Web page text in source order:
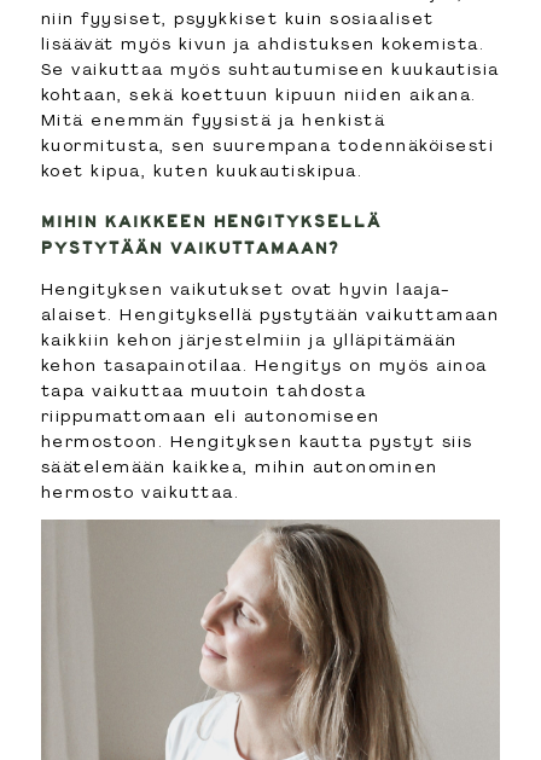
niin fyysiset, psyykkiset kuin sosiaaliset
lisäävät myös kivun ja ahdistuksen kokemista.
Se vaikuttaa myös suhtautumiseen kuukautisia
kohtaan, sekä koettuun kipuun niiden aikana.
Mitä enemmän fyysistä ja henkistä
kuormitusta, sen suurempana todennäköisesti
koet kipua, kuten kuukautiskipua.
MIHIN KAIKKEEN HENGITYKSELLÄ
PYSTYTÄÄN VAIKUTTAMAAN?
Hengityksen vaikutukset ovat hyvin laaja-
alaiset. Hengityksellä pystytään vaikuttamaan
kaikkiin kehon järjestelmiin ja ylläpitämään
kehon tasapainotilaa. Hengitys on myös ainoa
tapa vaikuttaa muutoin tahdosta
riippumattomaan eli autonomiseen
hermostoon. Hengityksen kautta pystyt siis
säätelemään kaikkea, mihin autonominen
hermosto vaikuttaa.